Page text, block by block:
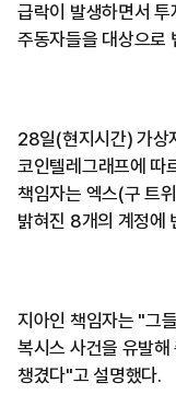
급락이 발생하면서 투
주동자들을 대상으로
28일(현지시간) 가상
코인텔레그래프에 따
책임자는 엑스(구 트
밝혀진 8개의 계정에
지아인 책임자는 "그
복시스 사건을 유발
챙겼다"고 설명했다.